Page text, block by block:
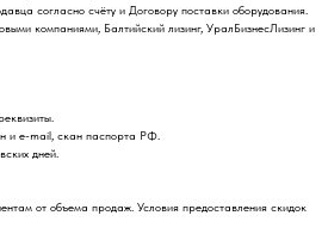
согласно счёту и Договору поставки оборудования.
компаниями, Балтийский лизинг, УралБизнесЛизинг и
и e-mail, скан паспорта РФ.
дней.
от объема продаж. Условия предоставления скидок